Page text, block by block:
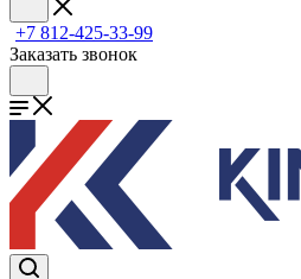
+7 812-425-33-99
Заказать звонок